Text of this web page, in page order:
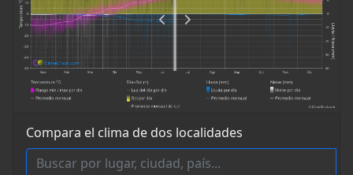
Compara el clima de dos localidades